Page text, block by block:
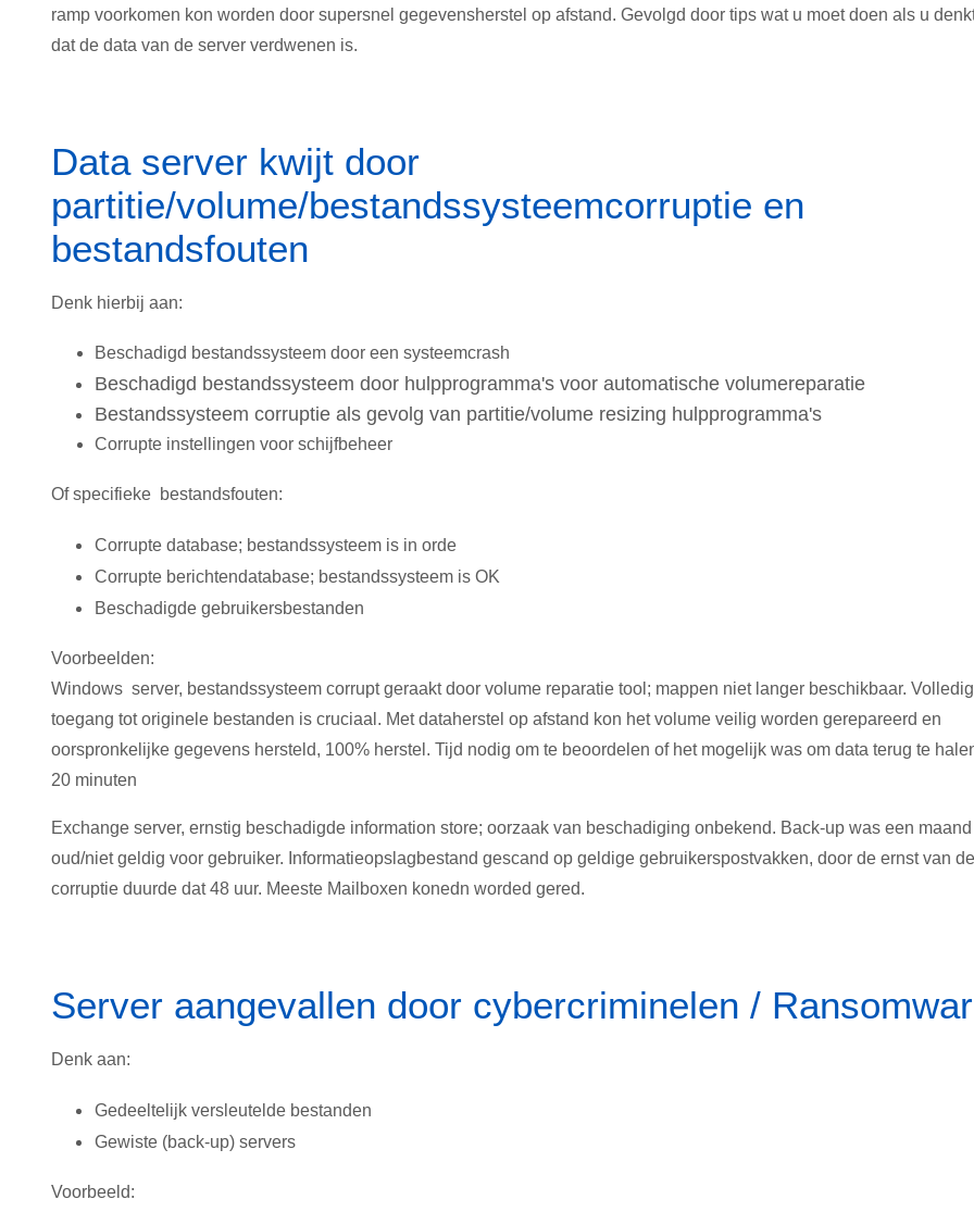
ramp voorkomen kon worden door supersnel gegevensherstel op afstand. Gevolgd door tips wat u moet doen als u
dat de data van de server verdwenen is.
Data server kwijt door
partitie/volume/bestandssysteemcorruptie en
bestandsfouten
Denk hierbij aan:
Beschadigd bestandssysteem door een systeemcrash
Beschadigd bestandssysteem door hulpprogramma's voor automatische volumereparatie
Bestandssysteem corruptie als gevolg van partitie/volume resizing hulpprogramma's
Corrupte instellingen voor schijfbeheer
Of specifieke bestandsfouten:
Corrupte database; bestandssysteem is in orde
Corrupte berichtendatabase; bestandssysteem is OK
Beschadigde gebruikersbestanden
Voorbeelden:
Windows server, bestandssysteem corrupt geraakt door volume reparatie tool; mappen niet langer beschikbaar.
toegang tot originele bestanden is cruciaal. Met dataherstel op afstand kon het volume veilig worden gerepareerd en
oorspronkelijke gegevens hersteld, 100% herstel. Tijd nodig om te beoordelen of het mogelijk was om data terug te
20 minuten
Exchange server, ernstig beschadigde information store; oorzaak van beschadiging onbekend. Back-up was een maand
oud/niet geldig voor gebruiker. Informatieopslagbestand gescand op geldige gebruikerspostvakken, door de ernst van de
corruptie duurde dat 48 uur. Meeste Mailboxen konedn worded gered.
Server aangevallen door cybercriminelen /
Denk aan:
Gedeeltelijk versleutelde bestanden
Gewiste (back-up) servers
Voorbeeld: